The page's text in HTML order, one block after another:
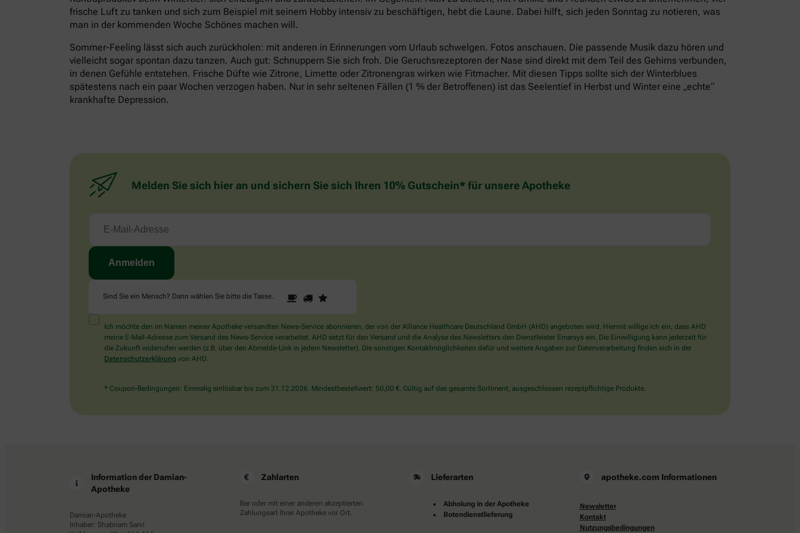
frische Luft zu tanken und sich zum Beispiel mit seinem Hobby intensiv zu beschäftigen, hebt die Laune. Dabei hilft, sich jeden Sonntag zu notieren, was
man in der kommenden Woche Schönes machen will.
Sommer-Feeling lässt sich auch zurückholen: mit anderen in Erinnerungen vom Urlaub schwelgen. Fotos anschauen. Die passende Musik dazu hören und
vielleicht sogar spontan dazu tanzen. Auch gut: Schnuppern Sie sich froh. Die Geruchsrezeptoren der Nase sind direkt mit dem Teil des Gehirns verbunden,
in denen Gefühle entstehen. Frische Düfte wie Zitrone, Limette oder Zitronengras wirken wie Fitmacher. Mit diesen Tipps sollte sich der Winterblues
spätestens nach ein paar Wochen verzogen haben. Nur in sehr seltenen Fällen (1 % der Betroffenen) ist das Seelentief in Herbst und Winter eine „echte“
krankhafte Depression.
Melden Sie sich hier an und sichern Sie sich Ihren 10% Gutschein* für unsere Apotheke
Sind Sie ein Mensch? Dann wählen Sie bitte die Tasse.
Sie
Mensch?
Dann
wählen
Tasse.
1 2
Ich möchte den im Namen meiner Apotheke versandten News-Service abonnieren, der von der Alliance Healthcare Deutschland GmbH (AHD) angeboten wird. Hiermit willige ich ein, dass AHD
meine E-Mail-Adresse zum Versand des News-Service verarbeitet. AHD setzt für den Versand und die Analyse des Newsletters den Dienstleister Emarsys ein. Die Einwilligung kann jederzeit für
die Zukunft widerrufen werden (z.B. über den Abmelde-Link in jedem Newsletter). Die sonstigen Kontaktmöglichkeiten dafür und weitere Angaben zur Datenverarbeitung finden sich in der
Datenschutzerklärung von AHD.
* Coupon-Bedingungen: Einmalig einlösbar bis zum 31.12.2026. Mindestbestellwert: 50,00 €. Gültig auf das gesamte Sortiment, ausgeschlossen rezeptpflichtige Produkte.
Information der Damian-
Apotheke
Damian-Apotheke
Inhaber: Shabnam Sarvi
Zahlarten
Bar oder mit einer anderen akzeptierten
Zahlungsart Ihrer Apotheke vor Ort.
Lieferarten
Abholung in der Apotheke
Botendienstlieferung
apotheke.com Informationen
Newsletter
Kontakt
Nutzungsbedingungen